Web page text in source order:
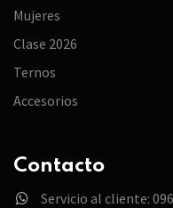
Mujeres
Clase 2026
Ternos
Accesorios
Contacto
Servicio al cliente: